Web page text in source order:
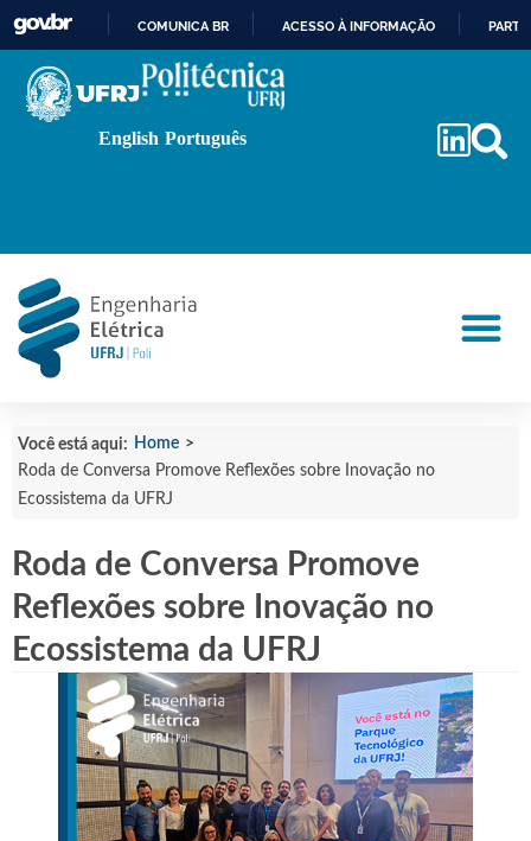
PARA
COMUNICA BR ACESSO À INFORMAÇÃO
English Português
Você está aqui: Home >
Roda de Conversa Promove Reflexões sobre Inovação no
Ecossistema da UFRJ
Roda de Conversa Promove
Reflexões sobre Inovação no
Ecossistema da UFRJ